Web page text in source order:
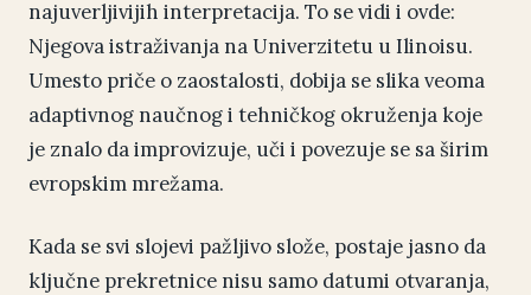
najuverljivijih interpretacija. To se vidi i ovde:
Njegova istraživanja na Univerzitetu u Ilinoisu.
Umesto priče o zaostalosti, dobija se slika veoma
adaptivnog naučnog i tehničkog okruženja koje
je znalo da improvizuje, uči i povezuje se sa širim
evropskim mrežama.
Kada se svi slojevi pažljivo slože, postaje jasno da
ključne prekretnice nisu samo datumi otvaranja,